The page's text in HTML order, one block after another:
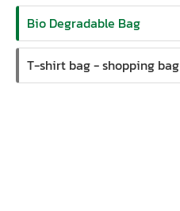
Bio Degradable Bag
T-shirt bag - shopping bag